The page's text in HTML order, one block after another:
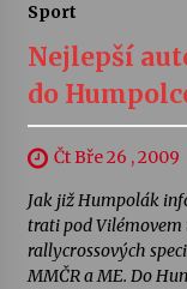
Sport
Nejlepší
do
Čt Bře 26 , 2009
Jak již Humpolák
trati pod Vilémovem
rallycrossových
MMČR a ME. Do